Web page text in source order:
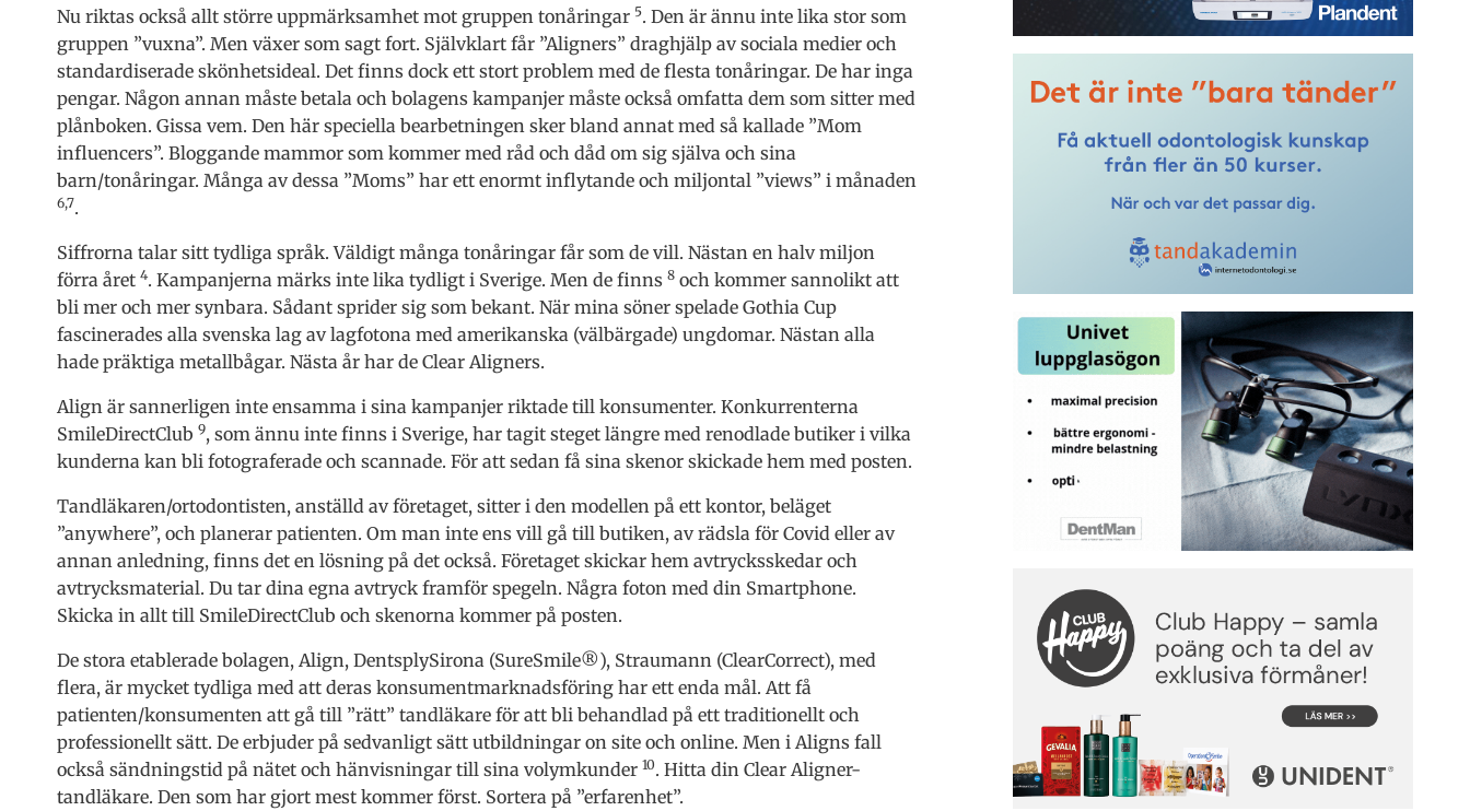
Nu riktas också allt större uppmärksamhet mot gruppen tonåringar 5. Den är ännu inte lika stor som
gruppen ”vuxna”. Men växer som sagt fort. Självklart får ”Aligners” draghjälp av sociala medier och
standardiserade skönhetsideal. Det finns dock ett stort problem med de flesta tonåringar. De har inga
pengar. Någon annan måste betala och bolagens kampanjer måste också omfatta dem som sitter med
plånboken. Gissa vem. Den här speciella bearbetningen sker bland annat med så kallade ”Mom
influencers”. Bloggande mammor som kommer med råd och dåd om sig själva och sina
barn/tonåringar. Många av dessa ”Moms” har ett enormt inflytande och miljontal ”views” i månaden
6,7.
Siffrorna talar sitt tydliga språk. Väldigt många tonåringar får som de vill. Nästan en halv miljon
förra året 4. Kampanjerna märks inte lika tydligt i Sverige. Men de finns 8 och kommer sannolikt att
bli mer och mer synbara. Sådant sprider sig som bekant. När mina söner spelade Gothia Cup
fascinerades alla svenska lag av lagfotona med amerikanska (välbärgade) ungdomar. Nästan alla
hade präktiga metallbågar. Nästa år har de Clear Aligners.
Align är sannerligen inte ensamma i sina kampanjer riktade till konsumenter. Konkurrenterna
SmileDirectClub 9, som ännu inte finns i Sverige, har tagit steget längre med renodlade butiker i vilka
kunderna kan bli fotograferade och scannade. För att sedan få sina skenor skickade hem med posten.
Tandläkaren/ortodontisten, anställd av företaget, sitter i den modellen på ett kontor, beläget
”anywhere”, och planerar patienten. Om man inte ens vill gå till butiken, av rädsla för Covid eller av
annan anledning, finns det en lösning på det också. Företaget skickar hem avtrycksskedar och
avtrycksmaterial. Du tar dina egna avtryck framför spegeln. Några foton med din Smartphone.
Skicka in allt till SmileDirectClub och skenorna kommer på posten.
De stora etablerade bolagen, Align, DentsplySirona (SureSmile®️), Straumann (ClearCorrect), med
flera, är mycket tydliga med att deras konsumentmarknadsföring har ett enda mål. Att få
patienten/konsumenten att gå till ”rätt” tandläkare för att bli behandlad på ett traditionellt och
professionellt sätt. De erbjuder på sedvanligt sätt utbildningar on site och online. Men i Aligns fall
också sändningstid på nätet och hänvisningar till sina volymkunder 10. Hitta din Clear Aligner-
tandläkare. Den som har gjort mest kommer först. Sortera på ”erfarenhet”.